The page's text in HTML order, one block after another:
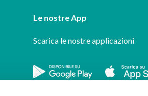
Le nostre App
Scarica le nostre applicazioni